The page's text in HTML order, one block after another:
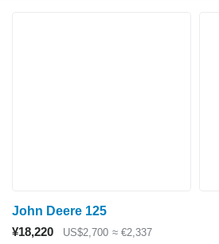
John Deere 125
¥18,220
US$2,700 ≈ €2,337